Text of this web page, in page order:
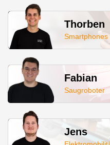
Thorben
Smartphones
Fabian
Saugroboter
Jens